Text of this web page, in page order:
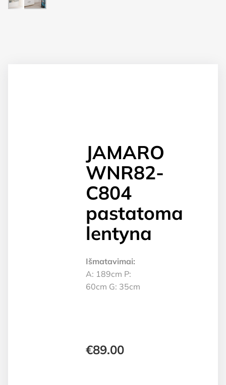
JAMARO
WNR82-
C804
pastatoma
lentyna
Išmatavimai:
A: 189cm P:
60cm G: 35cm
€89.00